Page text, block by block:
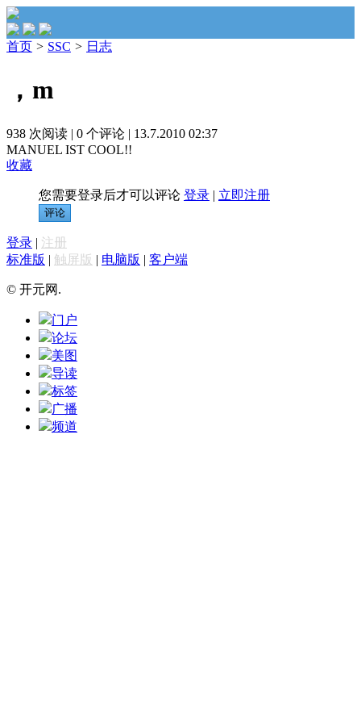
首页 > SSC > 日志
，m
938 次阅读 | 0 个评论 | 13.7.2010 02:37
MANUEL IST COOL!!
收藏
您需要登录后才可以评论 登录 | 立即注册
评论
登录 | 注册
标准版 | 触屏版 | 电脑版 | 客户端
© 开元网.
门户
论坛
美图
导读
标签
广播
频道